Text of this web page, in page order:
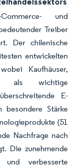
und
Treiber
Der chilenische
entwickelten
Kaufhäuser,
als wichtige
E-
Stärke
(51
Nachfrage nach
Die zunehmende
und verbesserte